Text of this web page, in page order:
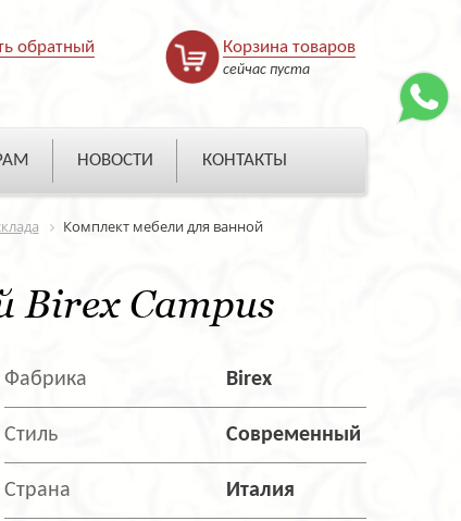
обратный
Корзина товаров
сейчас пуста
НОВОСТИ КОНТАКТЫ
Комплект мебели для ванной
Birex Campus
Фабрика Birex
Стиль Современный
Страна Италия